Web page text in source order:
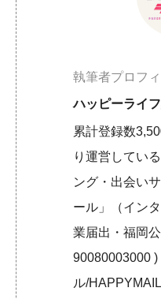
執筆者プロフ
ハッピーライ
累計登録数
り運営してい
ング・出会い
ール」（イン
業届出・福岡
90080003000
ル/